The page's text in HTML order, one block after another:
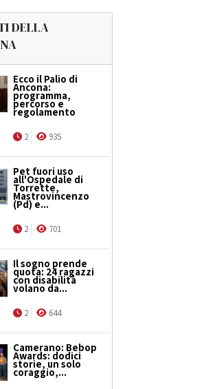
DELLA
Ecco il Palio di
Ancona:
programma,
percorso e
regolamento
2 935
Pet fuori uso
all'Ospedale di
Torrette,
Mastrovincenzo
(Pd) e...
2 701
Il sogno prende
quota: 24 ragazzi
con disabilità
volano da...
2 644
Camerano: Bebop
Awards: dodici
storie, un solo
coraggio,...